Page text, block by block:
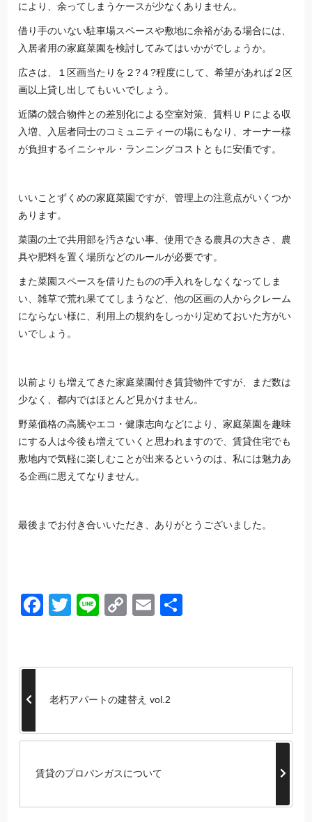
により、余ってしまうケースが少なくありません。
借り手のいない駐車場スペースや敷地に余裕がある場合には、
入居者用の家庭菜園を検討してみてはいかがでしょうか。
広さは、１区画当たりを２?４?程度にして、希望があれば２区
画以上貸し出してもいいでしょう。
近隣の競合物件との差別化による空室対策、賃料ＵＰによる収
入増、入居者同士のコミュニティーの場にもなり、オーナー様
が負担するイニシャル・ランニングコストともに安価です。
いいことずくめの家庭菜園ですが、管理上の注意点がいくつか
あります。
菜園の土で共用部を汚さない事、使用できる農具の大きさ、農
具や肥料を置く場所などのルールが必要です。
また菜園スペースを借りたものの手入れをしなくなってしま
い、雑草で荒れ果ててしまうなど、他の区画の人からクレーム
にならない様に、利用上の規約をしっかり定めておいた方がい
いでしょう。
以前よりも増えてきた家庭菜園付き賃貸物件ですが、まだ数は
少なく、都内ではほとんど見かけません。
野菜価格の高騰やエコ・健康志向などにより、家庭菜園を趣味
にする人は今後も増えていくと思われますので、賃貸住宅でも
敷地内で気軽に楽しむことが出来るというのは、私には魅力あ
る企画に思えてなりません。
最後までお付き合いいただき、ありがとうございました。
Facebook
Twitter
LineCopyEmail
老朽アパートの建替え vol.2
賃貸のプロパンガスについて